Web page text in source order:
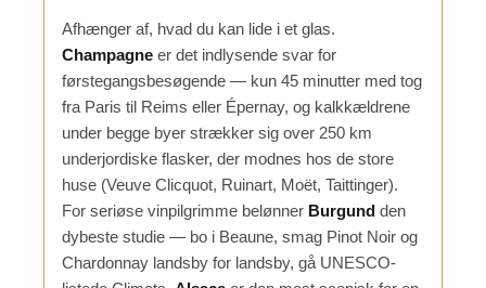
Afhænger af, hvad du kan lide i et glas.
Champagne er det indlysende svar for
førstegangsbesøgende — kun 45 minutter med tog
fra Paris til Reims eller Épernay, og kalkkældrene
under begge byer strækker sig over 250 km
underjordiske flasker, der modnes hos de store
huse (Veuve Clicquot, Ruinart, Moët, Taittinger).
For seriøse vinpilgrimme belønner Burgund den
dybeste studie — bo i Beaune, smag Pinot Noir og
Chardonnay landsby for landsby, gå UNESCO-